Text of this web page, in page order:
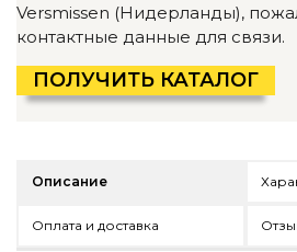
Подбор, производство и
Декор
По типу
Зеркала
Вентиляторы
Versmissen (Нидерланды),
контактные данные для связи.
ПОЛУЧИТЬ КАТАЛОГ
Описание
Оплата и доставка